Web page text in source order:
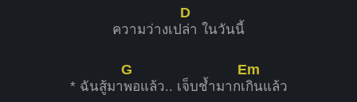
ความว่างเป
D
ล่า ในวันนี้
* ฉันสู้มา
G
พอแล้ว.. เจ็บช้ำมากเ
Em
กินแล้ว